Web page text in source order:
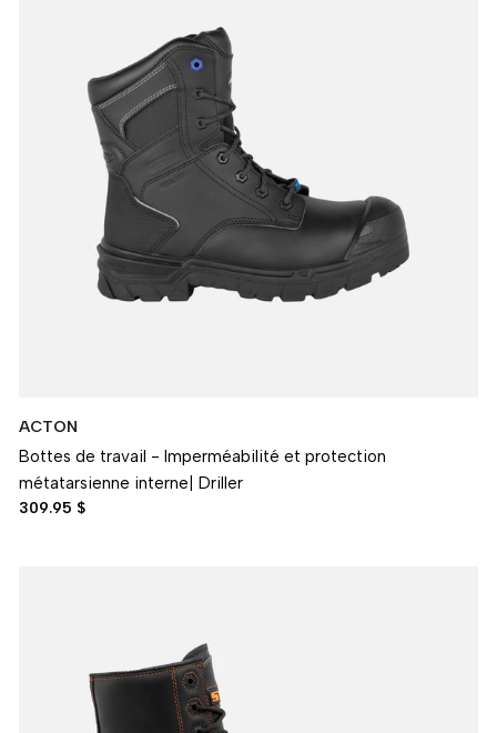
ACTON
Bottes de travail - Imperméabilité et protection
métatarsienne interne| Driller
309.95 $